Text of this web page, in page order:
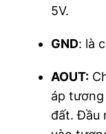
5V.
GND: là
AOUT:
áp
đất. Đầu